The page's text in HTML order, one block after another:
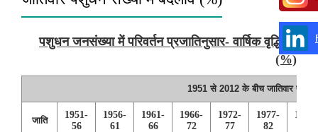
पशुधन जनसंख्या में परिवर्तन प्रजातिनुसार- वार्षिक वृद्धि दर
(%)
1951 से 2012 के बीच जातिवार
जाति
1951-
56
1956-
61
1961-
66
1966-
72
1972-
77
1977-
82
1982-